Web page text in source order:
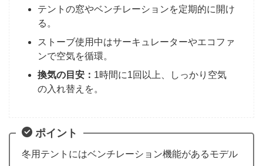
テントの窓やベンチレーションを定期的に開け
る。
ストーブ使用中はサーキュレーターやエコファ
ンで空気を循環。
換気の目安： 1時間に1回以上、しっかり空気
の入れ替えを。
ポイント
冬用テントにはベンチレーション機能があるモデル